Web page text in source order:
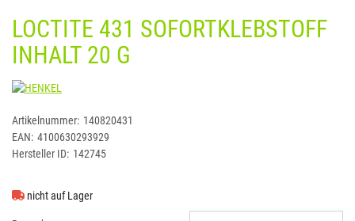
LOCTITE 431 SOFORTKLEBSTOFF
INHALT 20 G
Artikelnummer: 140820431
EAN: 4100630293929
Hersteller ID: 142745
nicht auf Lager